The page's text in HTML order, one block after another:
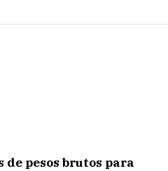
pesos brutos para